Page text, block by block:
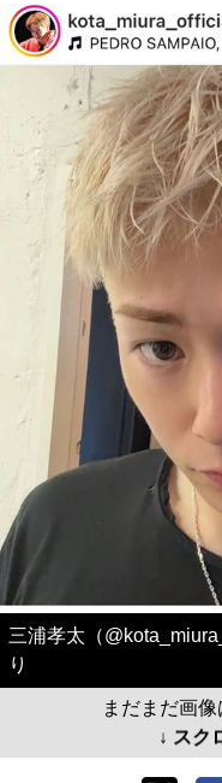
三浦孝太（
り
まだまだ画像
↓ スク